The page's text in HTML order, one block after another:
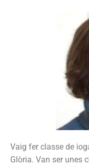
Vaig fer classe de
Glòria. Van ser unes